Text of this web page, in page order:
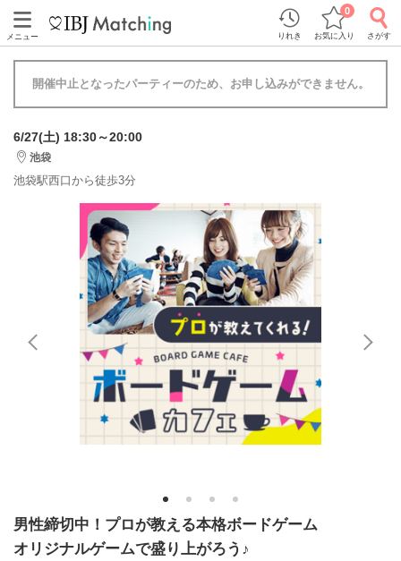
メニュー りれき お気に入り
0
さがす
開催中止となったパーティーのため、お申し込みができません。
6/27(土) 18:30～20:00
池袋
池袋駅西口から徒歩3分
1 2 3 4
男性締切中！プロが教える本格ボードゲーム
オリジナルゲームで盛り上がろう♪